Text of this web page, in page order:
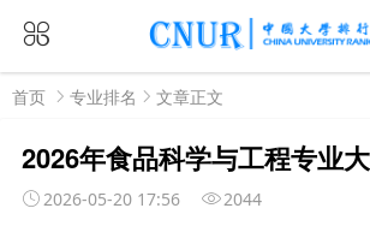
首页 专业排名 文章正文
2026年食品科学与工程专业
2026-05-20 17:56 2044